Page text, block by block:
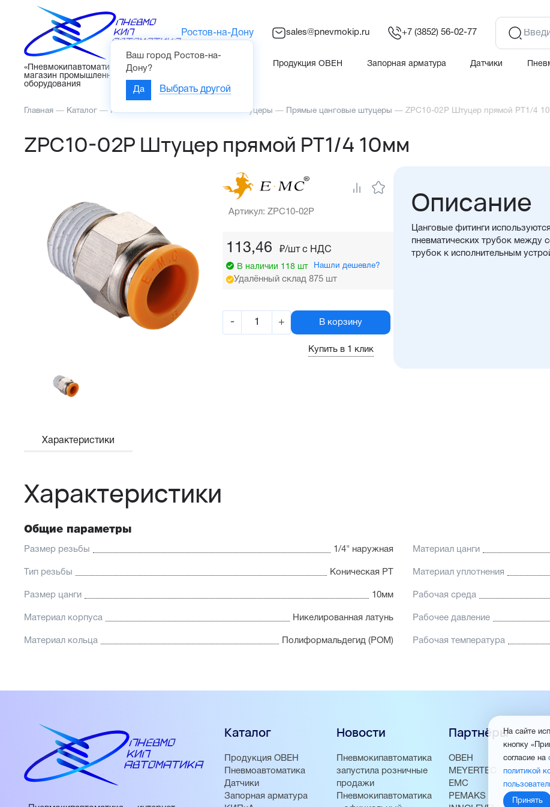
«Пневмокипавтоматика» – интернет-
магазин промышленного
оборудования
Ростов-на-Дону
Ваш город Ростов-на-
Дону?
Да Выбрать другой
sales@pnevmokip.ru +7 (3852) 56-02-77
Продукция ОВЕН Запорная арматура Датчики
Главная — Каталог — Пневмоавтоматика —Фитинги и штуцеры — Прямые цанговые штуцеры — ZPC10-02P Штуцер прямой PT1/4
ZPC10-02P Штуцер прямой PT1/4 10мм
Артикул: ZPC10-02P
113,46 ₽/шт c НДС
В наличии 118 шт Нашли дешевле?
Удалённый склад 875 шт
- + В корзину
Купить в 1 клик
Описание
Цанговые фитинги
пневматических трубок между
трубок к исполнительным
Характеристики
Характеристики
Общие параметры
Размер резьбы 1/4" наружная Материал цанги
Тип резьбы Коническая PT Материал уплотнения
Размер цанги 10мм Рабочая среда
Материал корпуса Никелированная латунь Рабочее давление
Материал кольца Полиформальдегид (POM) Рабочая температура
Каталог
Продукция ОВЕН
Пневмоавтоматика
Датчики
Запорная арматура
Новости
Пневмокипавтоматика
запустила розничные
продажи
Пневмокипавтоматика
Партнёры
ОВЕН
MEYERTEC
EMC
PEMAKS
На сайте
кнопку
согласие на
политикой
Принять